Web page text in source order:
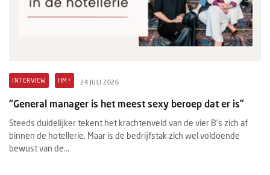
INTERVIEW HM+ 24 JULI 2026
“General manager is het meest sexy beroep dat er is”
Steeds duidelijker tekent het krachtenveld van de vier B’s zich af
binnen de hotellerie. Maar is de bedrijfstak zich wel voldoende
bewust van de...